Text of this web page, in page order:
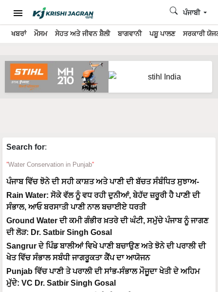
ਖਬਰਾਂ ਮੌਸਮ ਸੇਹਤ ਅਤੇ ਜੀਵਨ ਸ਼ੈਲੀ ਬਾਗਵਾਨੀ ਪਸ਼ੂ ਪਾਲਣ ਸਰਕਾਰੀ
ਪੰਜਾਬੀ
Search for:
Water Conservation in Punjab
ਪੰਜਾਬ ਵਿੱਚ ਝੋਨੇ ਦੀ ਸਹੀ ਕਾਸ਼ਤ ਅਤੇ ਪਾਣੀ ਦੀ ਬੱਚਤ ਸੰਬੰਧਿਤ ਸੁਝਾਅ-
Rain Water: ਸੋਕੇ ਵੱਲ ਨੂੰ ਵਧ ਰਹੀ ਦੁਨੀਆਂ, ਬੇਹੱਦ ਜ਼ਰੂਰੀ ਹੈ ਪਾਣੀ ਦੀ
ਸੰਭਾਲ, ਆਓ ਬਰਸਾਤੀ ਪਾਣੀ ਨਾਲ ਬਚਾਈਏ ਧਰਤੀ
Ground Water ਦੀ ਕਮੀ ਗੰਭੀਰ ਖ਼ਤਰੇ ਦੀ ਘੰਟੀ, ਸਮੁੱਚੇ ਪੰਜਾਬ ਨੂੰ ਜਾਗਣ
ਦੀ ਲੋੜ: Dr. Satbir Singh Gosal
Sangrur ਦੇ ਪਿੰਡ ਬਾਲੀਆਂ ਵਿਖੇ ਪਾਣੀ ਬਚਾਉਣ ਅਤੇ ਝੋਨੇ ਦੀ ਪਰਾਲੀ ਦੀ
ਖੇਤ ਵਿੱਚ ਸੰਭਾਲ ਸਬੰਧੀ ਜਾਗਰੂਕਤਾ ਕੈਂਪ ਦਾ ਆਯੋਜਨ
Punjab ਵਿੱਚ ਪਾਣੀ ਤੇ ਪਰਾਲੀ ਦੀ ਸਾਂਭ-ਸੰਭਾਲ ਮੌਜੂਦਾ ਖੇਤੀ ਦੇ ਅਹਿਮ
ਮੁੱਦੇ: VC Dr. Satbir Singh Gosal